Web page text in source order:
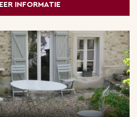
INFORMATIE